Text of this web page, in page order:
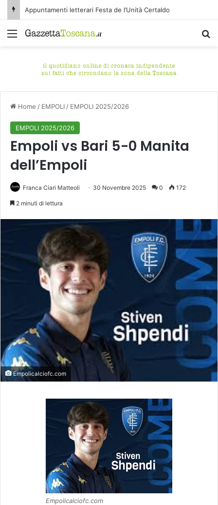
Appuntamenti letterari Festa de l’Unità Certaldo
Menu
Home / EMPOLI / EMPOLI 2025/2026
EMPOLI 2025/2026
Empoli vs Bari 5-0 Manita
dell’Empoli
Franca Ciari Matteoli 30 Novembre 2025 0 172
2 minuti di lettura
Empolicalciofc.com
Empolicalciofc.com